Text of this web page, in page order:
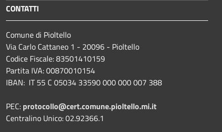
CONTATTI
Comune di Pioltello
Via Carlo Cattaneo 1 - 20096 - Pioltello
Codice Fiscale: 83501410159
Partita IVA: 00870010154
IBAN: IT 55 C 05034 33590 000 000 007 388
PEC: protocollo@cert.comune.pioltello.mi.it
Centralino Unico: 02.92366.1